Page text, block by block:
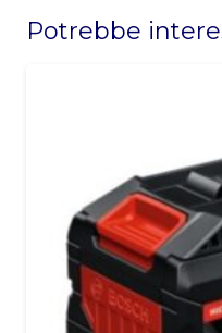
should
Potrebbe